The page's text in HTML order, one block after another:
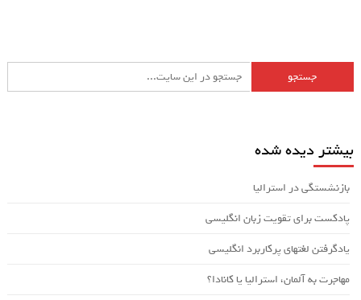
بیشتر دیده شده
بازنشستگی در استرالیا
پادکست برای تقویت زبان انگلیسی
یادگرفتن لغتهای پرکاربرد انگلیسی
مهاجرت به آلمان، استرالیا یا کانادا؟